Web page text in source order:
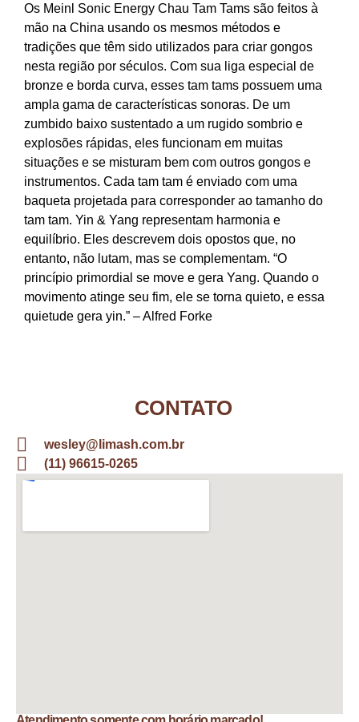
Os Meinl Sonic Energy Chau Tam Tams são feitos à
mão na China usando os mesmos métodos e
tradições que têm sido utilizados para criar gongos
nesta região por séculos. Com sua liga especial de
bronze e borda curva, esses tam tams possuem uma
ampla gama de características sonoras. De um
zumbido baixo sustentado a um rugido sombrio e
explosões rápidas, eles funcionam em muitas
situações e se misturam bem com outros gongos e
instrumentos. Cada tam tam é enviado com uma
baqueta projetada para corresponder ao tamanho do
tam tam. Yin & Yang representam harmonia e
equilíbrio. Eles descrevem dois opostos que, no
entanto, não lutam, mas se complementam. “O
princípio primordial se move e gera Yang. Quando o
movimento atinge seu fim, ele se torna quieto, e essa
quietude gera yin.” – Alfred Forke
CONTATO
wesley@limash.com.br
(11) 96615-0265